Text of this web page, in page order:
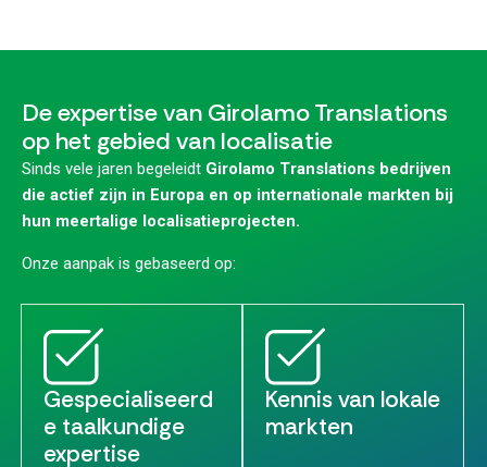
De expertise van Girolamo Translations
op het gebied van localisatie
Sinds vele jaren begeleidt Girolamo Translations bedrijven
die actief zijn in Europa en op internationale markten bij
hun meertalige localisatieprojecten.
Onze aanpak is gebaseerd op:
Gespecialiseerd
e taalkundige
expertise
Kennis van lokale
markten